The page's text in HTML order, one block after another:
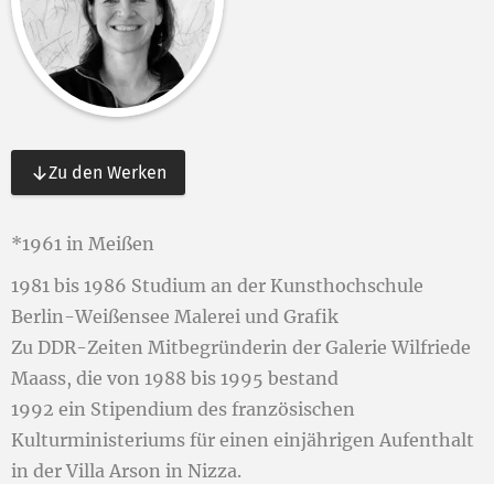
Zu den Werken
*1961 in Meißen
1981 bis 1986 Studium an der Kunsthochschule
Berlin-Weißensee Malerei und Grafik
Zu DDR-Zeiten Mitbegründerin der Galerie Wilfriede
Maass, die von 1988 bis 1995 bestand
1992 ein Stipendium des französischen
Kulturministeriums für einen einjährigen Aufenthalt
in der Villa Arson in Nizza.